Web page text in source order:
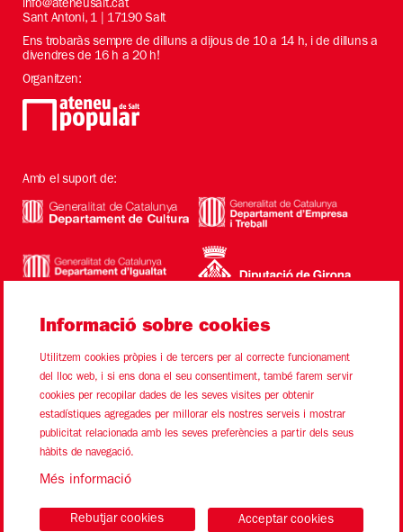
info@ateneusalt.cat
Sant Antoni, 1 | 17190 Salt
Ens trobaràs sempre de dilluns a dijous de 10 a 14 h, i de dilluns a
divendres de 16 h a 20 h!
Organitzen:
Amb el suport de:
Sitemap Avís Legal Ús de Cookies Contacte
Informació sobre cookies
Utilitzem cookies pròpies i de tercers per al correcte funcionament
del lloc web, i si ens dona el seu consentiment, també farem servir
cookies per recopilar dades de les seves visites per obtenir
estadístiques agregades per millorar els nostres serveis i mostrar
publicitat relacionada amb les seves preferències a partir dels seus
hàbits de navegació.
Més informació
Acceptar cookies
Rebutjar cookies